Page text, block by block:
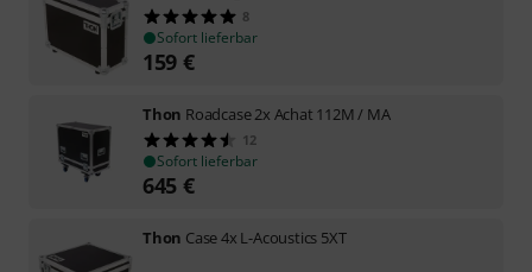
8
Sofort lieferbar
159 €
Thon Roadcase 2x Achat 112M / MA
12
Sofort lieferbar
645 €
Thon Case 4x L-Acoustics 5XT